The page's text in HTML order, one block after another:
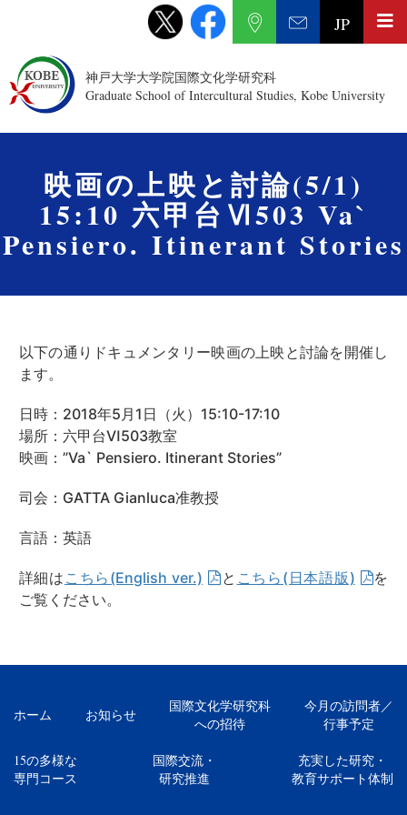
神戸大学大学院国際文化学研究科
Graduate School of Intercultural Studies, Kobe University
JP
映画の上映と討論(5/1)
15:10 六甲台Ⅵ503 Va`
Pensiero. Itinerant Stories
以下の通りドキュメンタリー映画の上映と討論を開催し
ます。
日時：2018年5月1日（火）15:10-17:10
場所：六甲台Ⅵ503教室
映画：”Va` Pensiero. Itinerant Stories”
司会：GATTA Gianluca准教授
言語：英語
詳細は こちら(English ver.) と こちら(日本語版)
を
ご覧ください。
ホーム お知らせ
国際文化学研究科
への招待
今月の訪問者／
行事予定
15の多様な
専門コース
国際交流・
研究推進
充実した研究・
教育サポート体制